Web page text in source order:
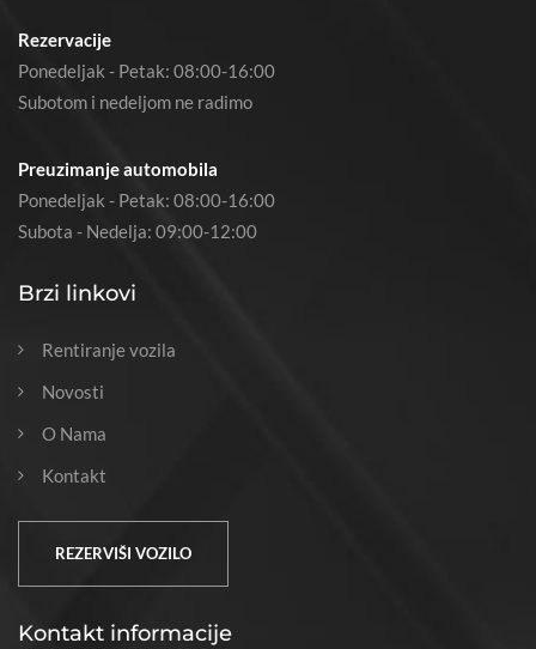
Rezervacije
Ponedeljak - Petak: 08:00-16:00
Subotom i nedeljom ne radimo
Preuzimanje automobila
Ponedeljak - Petak: 08:00-16:00
Subota - Nedelja: 09:00-12:00
Brzi linkovi
Rentiranje vozila
Novosti
O Nama
Kontakt
REZERVIŠI VOZILO
Kontakt informacije